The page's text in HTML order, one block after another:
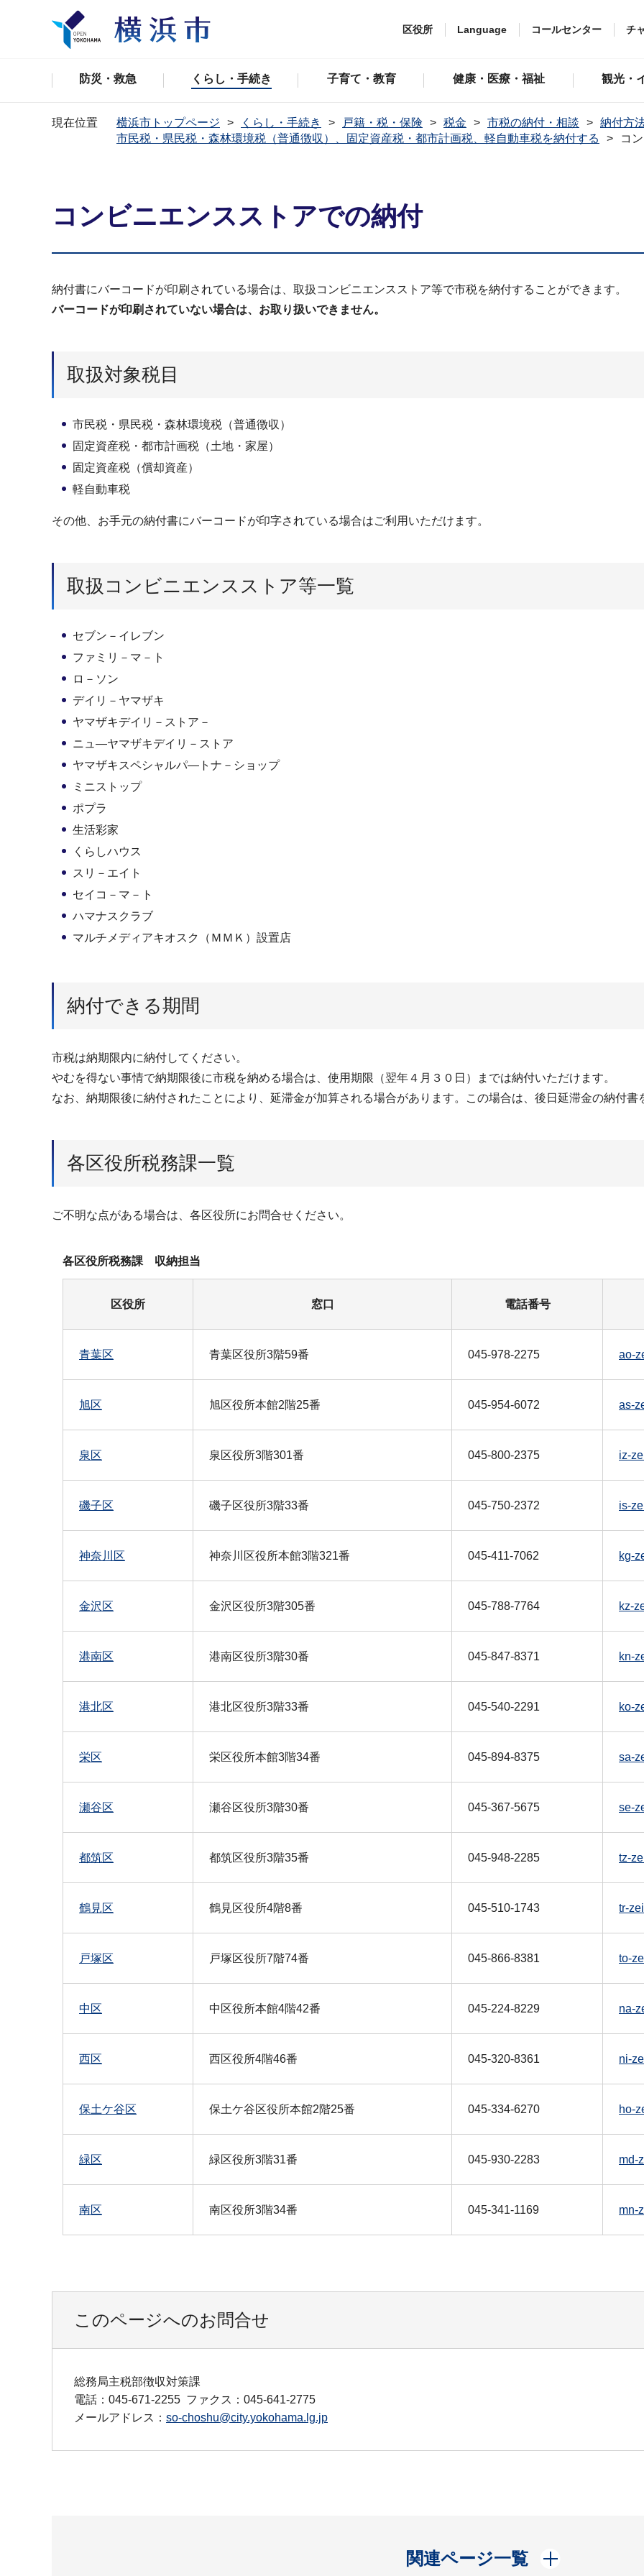
区役所 Language コールセンター チ
防災・救急 くらし・手続き 子育て・教育 健康・医療・福祉 観光・
現在位置 横浜市トップページ くらし・手続き 戸籍・税・保険 税金 市税の納付・相談
納付方
市民税・県民税・森林環境税（普通徴収）、固定資産税・都市計画税、軽自動車税を納付する
コ
コンビニエンスストアでの納付
納付書にバーコードが印刷されている場合は、取扱コンビニエンスストア等で市税を納付することができます。
バーコードが印刷されていない場合は、お取り扱いできません。
取扱対象税目
市民税・県民税・森林環境税（普通徴収）
固定資産税・都市計画税（土地・家屋）
固定資産税（償却資産）
軽自動車税
その他、お手元の納付書にバーコードが印字されている場合はご利用いただけます。
取扱コンビニエンスストア等一覧
セブン－イレブン
ファミリ－マ－ト
ロ－ソン
デイリ－ヤマザキ
ヤマザキデイリ－ストア－
ニュ―ヤマザキデイリ－ストア
ヤマザキスペシャルパ―トナ－ショップ
ミニストップ
ポプラ
生活彩家
くらしハウス
スリ－エイト
セイコ－マ－ト
ハマナスクラブ
マルチメディアキオスク（ＭＭＫ）設置店
納付できる期間
市税は納期限内に納付してください。
やむを得ない事情で納期限後に市税を納める場合は、使用期限（翌年４月３０日）までは納付いただけます。
なお、納期限後に納付されたことにより、延滞金が加算される場合があります。この場合は、後日延滞金の納付書
各区役所税務課一覧
ご不明な点がある場合は、各区役所にお問合せください。
各区役所税務課 収納担当
区役所 窓口 電話番号
青葉区 青葉区役所3階59番 045-978-2275 ao-
旭区 旭区役所本館2階25番 045-954-6072 as-
泉区 泉区役所3階301番 045-800-2375 iz-
磯子区 磯子区役所3階33番 045-750-2372 is-
神奈川区 神奈川区役所本館3階321番 045-411-7062 kg-
金沢区 金沢区役所3階305番 045-788-7764 kz-
港南区 港南区役所3階30番 045-847-8371 kn-
港北区 港北区役所3階33番 045-540-2291 ko-
栄区 栄区役所本館3階34番 045-894-8375 sa-
瀬谷区 瀬谷区役所3階30番 045-367-5675 se-
都筑区 都筑区役所3階35番 045-948-2285 tz-
鶴見区 鶴見区役所4階8番 045-510-1743 tr-
戸塚区 戸塚区役所7階74番 045-866-8381 to-
中区 中区役所本館4階42番 045-224-8229 na-
西区 西区役所4階46番 045-320-8361 ni-
保土ケ谷区 保土ケ谷区役所本館2階25番 045-334-6270 ho-
緑区 緑区役所3階31番 045-930-2283 md-
南区 南区役所3階34番 045-341-1169 mn-
このページへのお問合せ
総務局主税部徴収対策課
電話：045-671-2255 ファクス：045-641-2775
メールアドレス： so-choshu@city.yokohama.lg.jp
関連ページ一覧
開く